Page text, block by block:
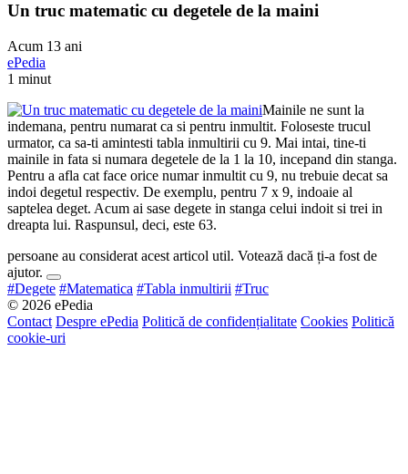
Un truc matematic cu degetele de la maini
Acum 13 ani
ePedia
1 minut
Mainile ne sunt la
indemana, pentru numarat ca si pentru inmultit. Foloseste trucul
urmator, ca sa-ti amintesti tabla inmultirii cu 9. Mai intai, tine-ti
mainile in fata si numara degetele de la 1 la 10, incepand din stanga.
Pentru a afla cat face orice numar inmultit cu 9, nu trebuie decat sa
indoi degetul respectiv. De exemplu, pentru 7 x 9, indoaie al
saptelea deget. Acum ai sase degete in stanga celui indoit si trei in
dreapta lui. Raspunsul, deci, este 63.
persoane au considerat acest articol util. Votează dacă ți-a fost de
ajutor.
#Degete #Matematica #Tabla inmultirii #Truc
© 2026 ePedia
Contact Despre ePedia Politică de confidențialitate Cookies Politică
cookie-uri